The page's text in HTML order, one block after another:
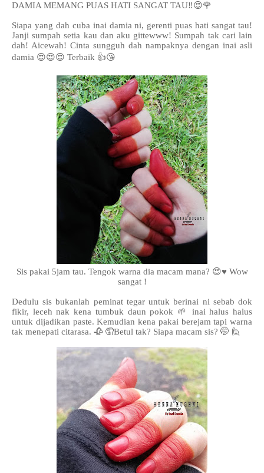
DAMIA MEMANG PUAS HATI SANGAT TAU‼️😍🌹
Siapa yang dah cuba inai damia ni, gerenti puas hati sangat tau!
Janji sumpah setia kau dan aku gittewww! Sumpah tak cari lain
dah! Aicewah! Cinta sungguh dah nampaknya dengan inai asli
damia 😍😍😍 Terbaik 👍😘
Sis pakai 5jam tau. Tengok warna dia macam mana? 😍♥️ Wow
sangat !
Dedulu sis bukanlah peminat tegar untuk berinai ni sebab dok
fikir, leceh nak kena tumbuk daun pokok 🌱 inai halus halus
untuk dijadikan paste. Kemudian kena pakai berejam tapi warna
tak menepati citarasa. 🥀 🤦Betul tak? Siapa macam sis? 🤭 🙋